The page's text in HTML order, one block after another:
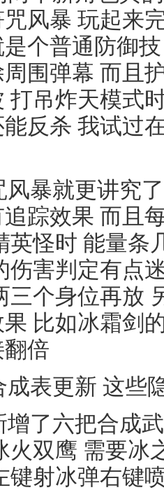
风暴 玩起来
个普通防御
围弹幕 而且
打吊炸天模式
反杀 我试过
风暴就更讲究
踪效果 而且
英怪时 能量条
伤害判定有点
三个身位再放
比如冰霜剑
倍
成表更新 这些
增了六把合成
火双鹰 需要冰
键射冰弹右键